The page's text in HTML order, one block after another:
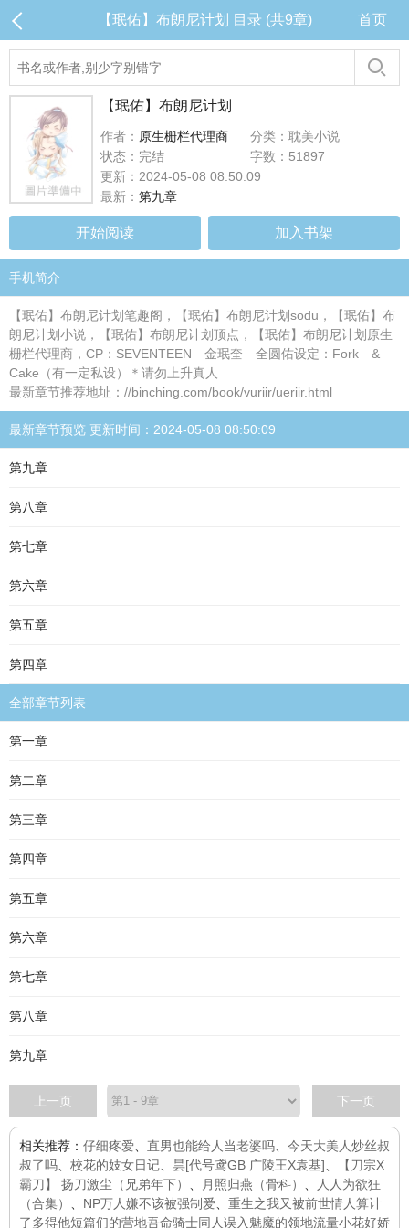
【珉佑】布朗尼计划 目录 (共9章) 首页
【珉佑】布朗尼计划
作者： 原生栅栏代理商
分类：耽美小说
状态：完结
字数：51897
更新：2024-05-08 08:50:09
最新： 第九章
开始阅读 加入书架
手机简介
【珉佑】布朗尼计划笔趣阁，【珉佑】布朗尼计划sodu，【珉佑】布
朗尼计划小说，【珉佑】布朗尼计划顶点，【珉佑】布朗尼计划原生
栅栏代理商，CP：SEVENTEEN 金珉奎 全圆佑设定：Fork &
Cake（有一定私设）＊请勿上升真人
最新章节推荐地址：//binching.com/book/vuriir/ueriir.html
最新章节预览 更新时间：2024-05-08 08:50:09
第九章
第八章
第七章
第六章
第五章
第四章
全部章节列表
第一章
第二章
第三章
第四章
第五章
第六章
第七章
第八章
第九章
上一页 下一页
相关推荐： 仔细疼爱 直男也能给人当老婆吗
今天大美人炒丝叔
叔了吗
校花的妓女日记 昙[代号鸢GB 广陵王X袁基]
【刀宗X
霸刀】 扬刀激尘（兄弟年下）
月照归燕（骨科）
人人为欲狂
（合集）
NP万人嫌不该被强制爱
重生之我又被前世情人算计
了多得他短篇们的营地吾命骑士同人误入魅魔的领地流量小花好娇